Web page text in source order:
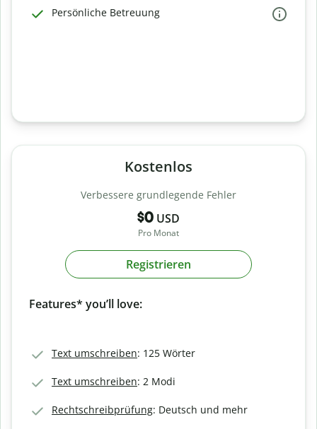
Persönliche Betreuung
Kostenlos
Verbessere grundlegende Fehler
$0 USD
Pro Monat
Registrieren
Features* you’ll love:
Text umschreiben: 125 Wörter
Text umschreiben: 2 Modi
Rechtschreibprüfung: Deutsch und mehr